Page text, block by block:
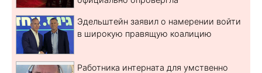
Эдельштейн заявил о намерении войти
в широкую правящую коалицию
Работника интерната для умственно